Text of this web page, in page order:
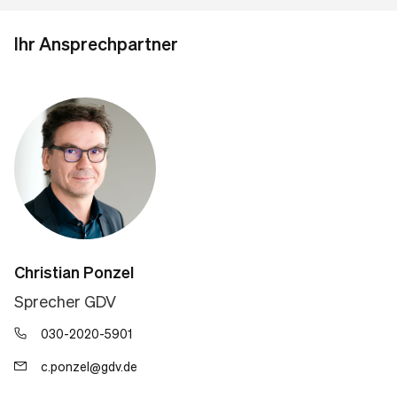
Ihr Ansprechpartner
Christian Ponzel
Sprecher GDV
030-2020-5901
c.ponzel@gdv.de